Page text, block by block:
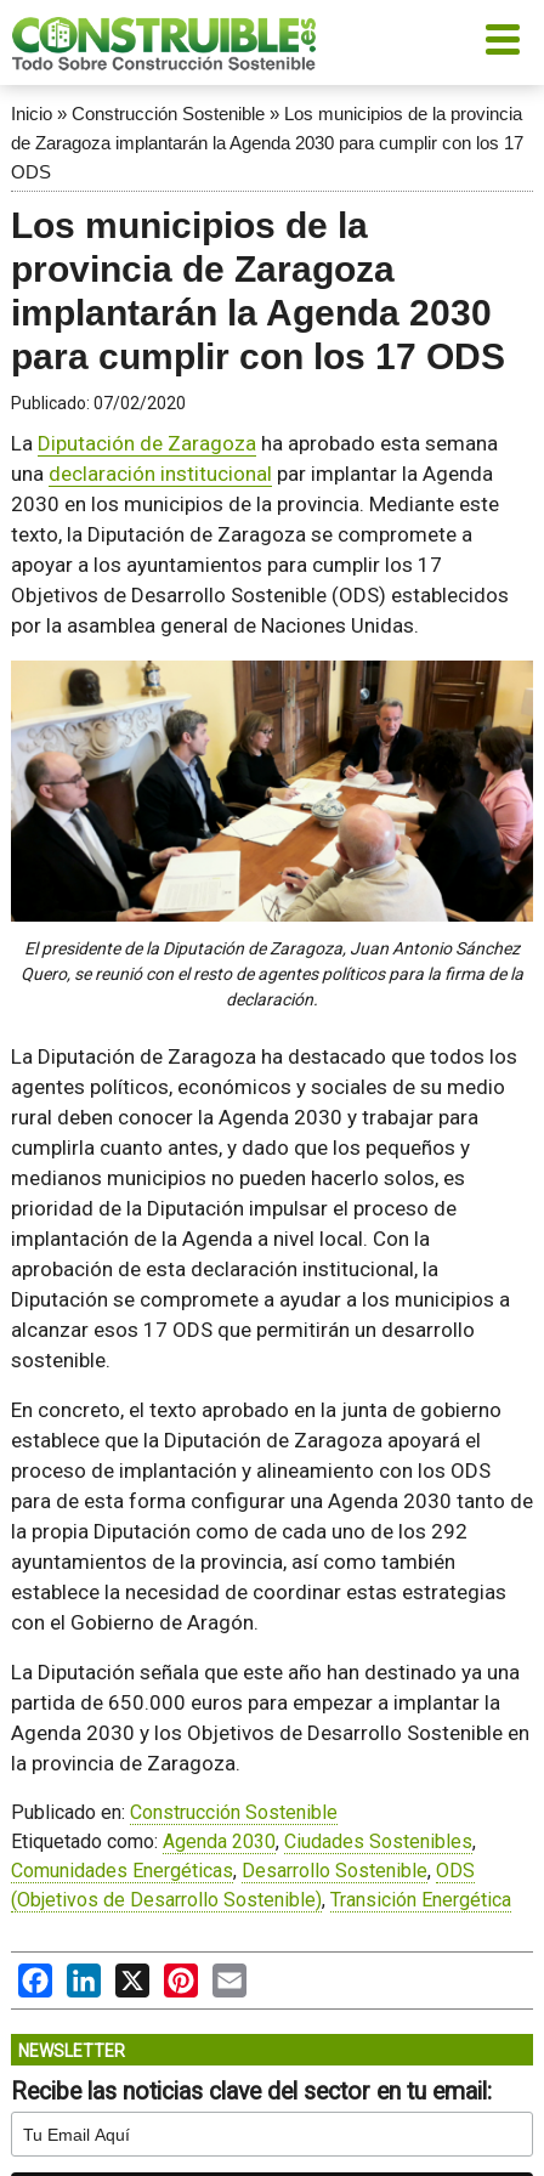
Inicio» Construcción Sostenible» Los municipios de la provincia
de Zaragoza implantarán la Agenda 2030 para cumplir con los 17
ODS
Los municipios de la
provincia de Zaragoza
implantarán la Agenda 2030
para cumplir con los 17 ODS
Publicado: 07/02/2020
La Diputación de Zaragozaha aprobado esta semana
una declaración institucional par implantar la Agenda
2030 en los municipios de la provincia. Mediante este
texto, la Diputación de Zaragoza se compromete a
apoyar a los ayuntamientos para cumplir los 17
Objetivos de Desarrollo Sostenible (ODS) establecidos
por la asamblea general de Naciones Unidas.
El presidente de la Diputación de Zaragoza, Juan Antonio Sánchez
Quero, se reunió con el resto de agentes políticos para la firma de la
declaración.
La Diputación de Zaragoza ha destacado que todos los
agentes políticos, económicos y sociales de su medio
rural deben conocer la Agenda 2030 y trabajar para
cumplirla cuanto antes, y dado que los pequeños y
medianos municipios no pueden hacerlo solos, es
prioridad de la Diputación impulsar el proceso de
implantación de la Agenda a nivel local. Con la
aprobación de esta declaración institucional, la
Diputación se compromete a ayudar a los municipios a
alcanzar esos 17 ODS que permitirán un desarrollo
sostenible.
En concreto, el texto aprobado en la junta de gobierno
establece que la Diputación de Zaragoza apoyará el
proceso de implantación y alineamiento con los ODS
para de esta forma configurar una Agenda 2030 tanto de
la propia Diputación como de cada uno de los 292
ayuntamientos de la provincia, así como también
establece la necesidad de coordinar estas estrategias
con el Gobierno de Aragón.
La Diputación señala que este año han destinado ya una
partida de 650.000 euros para empezar a implantar la
Agenda 2030 y los Objetivos de Desarrollo Sostenible en
la provincia de Zaragoza.
Publicado en: Construcción Sostenible
Etiquetado como: Agenda 2030, Ciudades Sostenibles,
Comunidades Energéticas, Desarrollo Sostenible, ODS
(Objetivos de Desarrollo Sostenible), Transición Energética
FacebookLinkedIn
X PinterestEmail
NEWSLETTER
Recibe las noticias clave del sector en tu email: